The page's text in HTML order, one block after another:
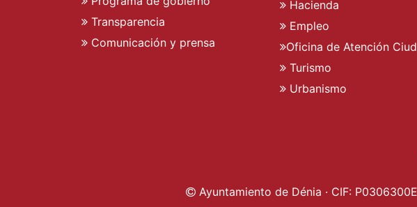
Transparencia
Comunicación y prensa
Hacienda
Empleo
Oficina de Atención
Turismo
Urbanismo
Ayuntamiento de Dénia · CIF: P0306300E